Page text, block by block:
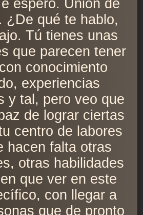
espero. Unión de
¿De qué te hablo,
Tú tienes unas
que parecen tener
conocimiento
experiencias
y tal, pero veo que
de lograr ciertas
centro de labores
hacen falta otras
otras habilidades
que ver en este
con llegar a
que de pronto